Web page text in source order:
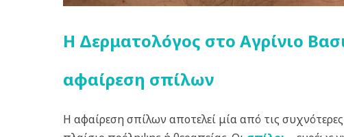
Η Δερματολόγος στο Αγρίνιο
αφαίρεση σπίλων
Η αφαίρεση σπίλων αποτελεί μία από τις